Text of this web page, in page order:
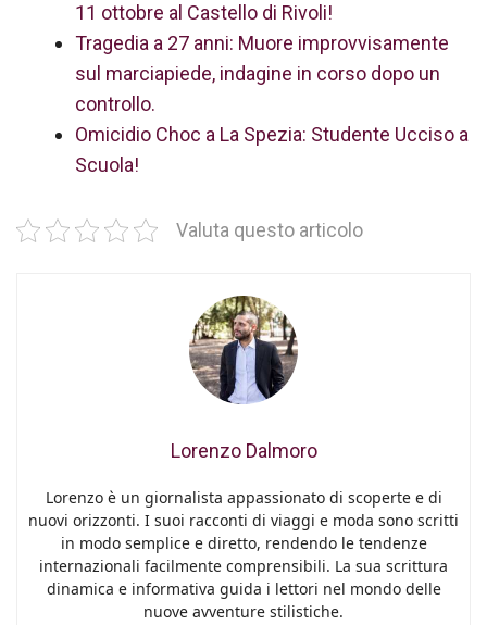
11 ottobre al Castello di Rivoli!
Tragedia a 27 anni: Muore improvvisamente
sul marciapiede, indagine in corso dopo un
controllo.
Omicidio Choc a La Spezia: Studente Ucciso a
Scuola!
Valuta questo articolo
Lorenzo Dalmoro
Lorenzo è un giornalista appassionato di scoperte e di
nuovi orizzonti. I suoi racconti di viaggi e moda sono scritti
in modo semplice e diretto, rendendo le tendenze
internazionali facilmente comprensibili. La sua scrittura
dinamica e informativa guida i lettori nel mondo delle
nuove avventure stilistiche.